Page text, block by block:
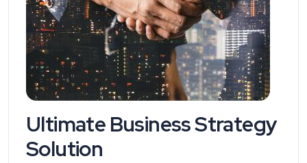
Ultimate Business Strategy
Solution